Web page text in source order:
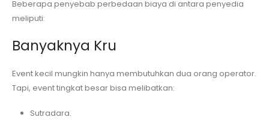
Beberapa penyebab perbedaan biaya di antara penyedia
meliputi:
Banyaknya Kru
Event kecil mungkin hanya membutuhkan dua orang operator.
Tapi, event tingkat besar bisa melibatkan:
Sutradara.